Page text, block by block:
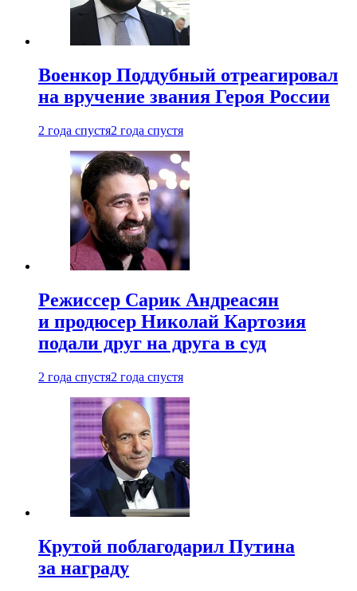
Военкор Поддубный отреагировал
на вручение звания Героя России
2 года спустя2 года спустя
Режиссер Сарик Андреасян
и продюсер Николай Картозия
подали друг на друга в суд
2 года спустя2 года спустя
Крутой поблагодарил Путина
за награду